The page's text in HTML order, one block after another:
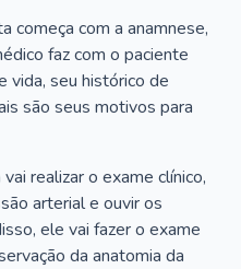
começa com a anamnese,
faz com o paciente
vida, seu histórico de
são seus motivos para
realizar o exame clínico,
arterial e ouvir os
ele vai fazer o exame
da anatomia da